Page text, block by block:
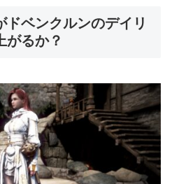
ドベンクルンのデイリ
がるか？